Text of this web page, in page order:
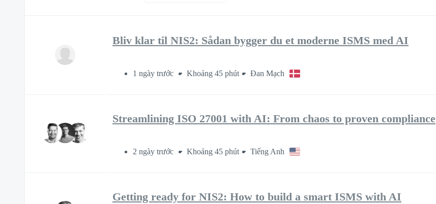
Bliv klar til NIS2: Sådan bygger du et moderne ISMS med AI
1 ngày trước Khoảng 45 phút Đan Mạch
Streamlining ISO 27001 with AI: From chaos to proven compliance
2 ngày trước Khoảng 45 phút Tiếng Anh
Getting ready for NIS2: How to build a smart ISMS with AI